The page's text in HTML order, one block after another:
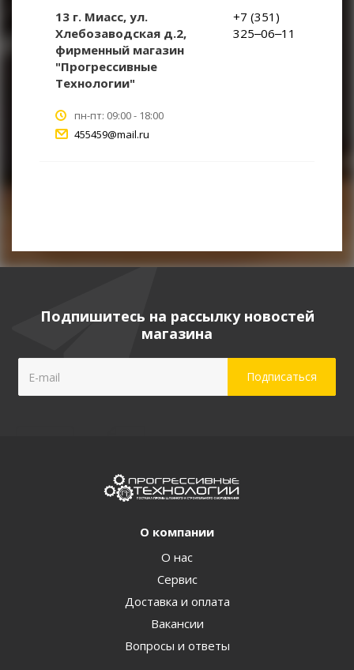
13 г. Миасс, ул.
Хлебозаводская д.2,
фирменный магазин
"Прогрессивные
Технологии"
пн-пт: 09:00 - 18:00
455459@mail.ru
+7 (351)
325‒06‒11
Подпишитесь на рассылку новостей
магазина
О компании
О нас
Сервис
Доставка и оплата
Вакансии
Вопросы и ответы